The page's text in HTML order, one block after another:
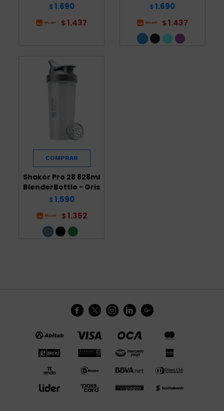
$ 1.690
$ 1.437
$ 1.690
$ 1.437
Shaker Pro 28 828ml
BlenderBottle - Gris
$ 1.590
$ 1.352
    